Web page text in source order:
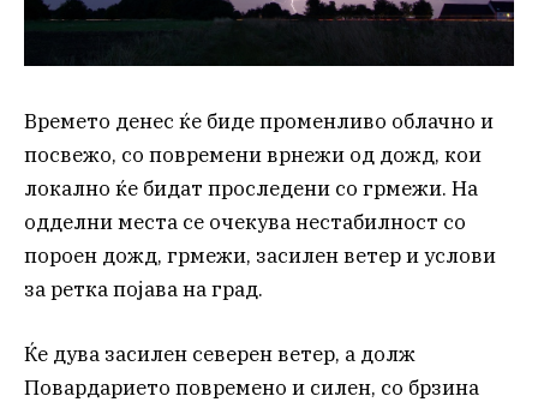
Времето денес ќе биде променливо облачно и
посвежо, со повремени врнежи од дожд, кои
локално ќе бидат проследени со грмежи. На
одделни места се очекува нестабилност со
пороен дожд, грмежи, засилен ветер и услови
за ретка појава на град.
Ќе дува засилен северен ветер, а долж
Повардарието повремено и силен, со брзина